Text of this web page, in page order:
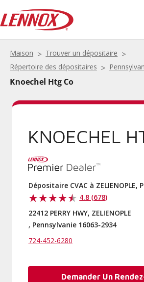
Maison
Trouver un dépositaire
Répertoire des dépositaires
Knoechel Htg Co
KNOECHEL
Dépositaire CVAC à ZELIENOPLE,
4.8 (678)
22412 PERRY HWY, ZELIENOPLE
, Pennsylvanie 16063-2934
724-452-6280
Demander Un